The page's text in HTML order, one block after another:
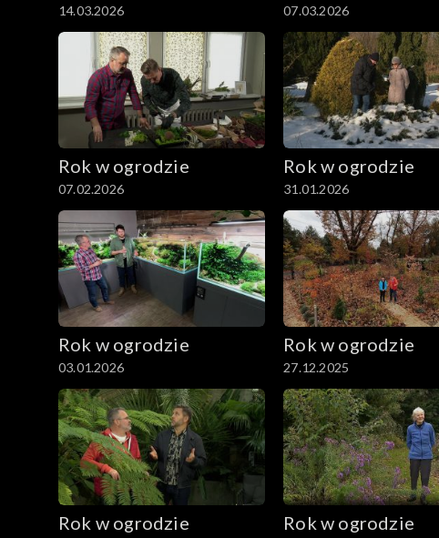
14.03.2026 07.03.2026
Rok w ogrodzie
07.02.2026
Rok w ogrodzie
31.01.2026
Rok w ogrodzie
03.01.2026
Rok w ogrodzie
27.12.2025
Rok w ogrodzie Rok w ogrodzie